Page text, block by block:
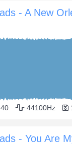
44100Hz
- You Are